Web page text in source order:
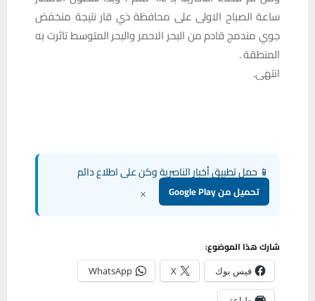
ساعة الصباح الاولى على محافظة ذي قار نتيجة منخفض
جوي مندمج قادم من البحر الاحمر والبحر المتوسط تاثرت به
المنطقة .
انتهى.
📱 حمل تطبيق أخبار الناصرية وكن على اطلاع دائم
تحميل من Google Play ×
شارك هذا الموضوع:
فيس بوك X
WhatsApp